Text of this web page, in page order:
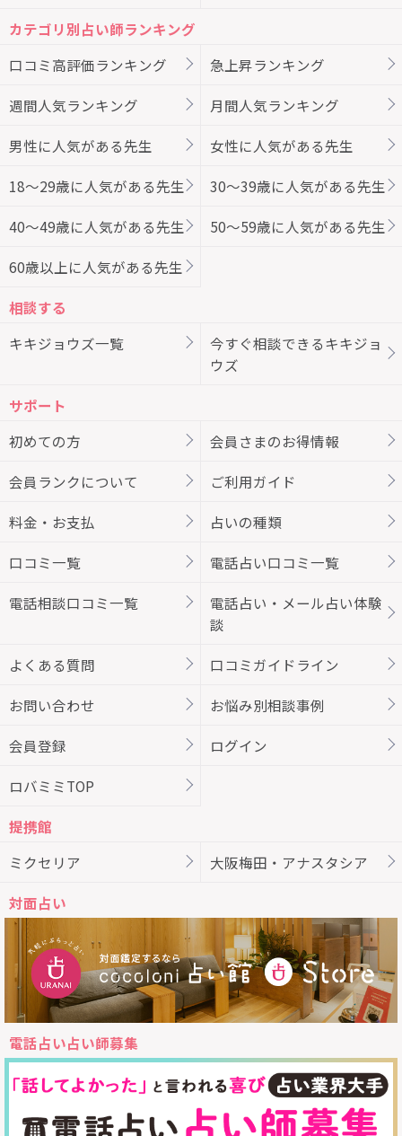
カテゴリ別占い師ランキング
口コミ高評価ランキング
急上昇ランキング
週間人気ランキング 月間人気ランキング
男性に人気がある先生 女性に人気がある先生
18～29歳に人気がある先生 30～39歳に人気がある先生
40～49歳に人気がある先生 50～59歳に人気がある先生
60歳以上に人気がある先生
相談する
キキジョウズ一覧
今すぐ相談できるキキジョ
ウズ
サポート
初めての方
会員さまのお得情報
会員ランクについて ご利用ガイド
料金・お支払 占いの種類
口コミ一覧 電話占い口コミ一覧
電話相談口コミ一覧
電話占い・メール占い体験
談
よくある質問 口コミガイドライン
お問い合わせ お悩み別相談事例
会員登録 ログイン
ロバミミTOP
提携館
ミクセリア
大阪梅田・アナスタシア
対面占い
電話占い占い師募集